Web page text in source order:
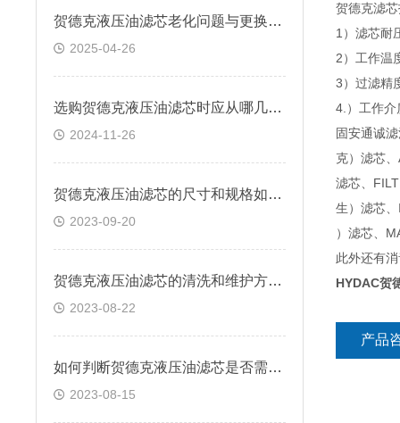
贺德克液压油滤芯老化问题与更换策略
2025-04-26
选购贺德克液压油滤芯时应从哪几方面考虑？
2024-11-26
贺德克液压油滤芯的尺寸和规格如何选择？
2023-09-20
贺德克液压油滤芯的清洗和维护方法有哪些？
2023-08-22
如何判断贺德克液压油滤芯是否需要更换？
2023-08-15
贺德克滤
1）滤芯耐
2）工作温
3）过滤精
4.）工作介
固安通诚
克）滤芯
滤芯、
生）滤芯
）滤芯、
此外还有
HYDAC贺
产品